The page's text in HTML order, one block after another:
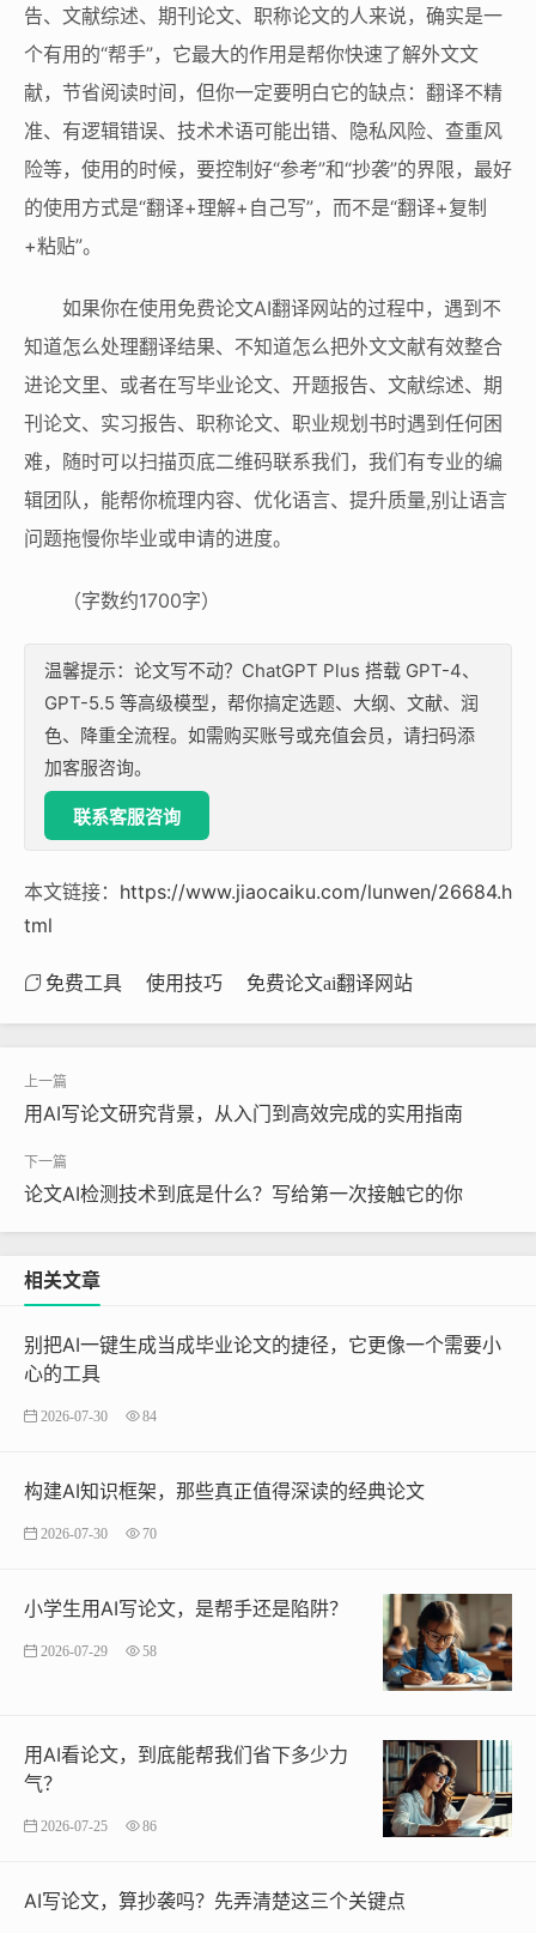
告、文献综述、期刊论文、职称论文的人来说，确实是一
个有用的“帮手”，它最大的作用是帮你快速了解外文文
献，节省阅读时间，但你一定要明白它的缺点：翻译不精
准、有逻辑错误、技术术语可能出错、隐私风险、查重风
险等，使用的时候，要控制好“参考”和“抄袭”的界限，最好
的使用方式是“翻译+理解+自己写”，而不是“翻译+复制
+粘贴”。
如果你在使用免费论文AI翻译网站的过程中，遇到不
知道怎么处理翻译结果、不知道怎么把外文文献有效整合
进论文里、或者在写毕业论文、开题报告、文献综述、期
刊论文、实习报告、职称论文、职业规划书时遇到任何困
难，随时可以扫描页底二维码联系我们，我们有专业的编
辑团队，能帮你梳理内容、优化语言、提升质量,别让语言
问题拖慢你毕业或申请的进度。
（字数约1700字）
温馨提示：论文写不动？ChatGPT Plus 搭载 GPT-4、
GPT-5.5 等高级模型，帮你搞定选题、大纲、文献、润
色、降重全流程。如需购买账号或充值会员，请扫码添
加客服咨询。
联系客服咨询
本文链接： https://www.jiaocaiku.com/lunwen/26684.h
tml
免费工具 使用技巧 免费论文ai翻译网站
用AI写论文研究背景，从入门到高效完成的实用指南
论文AI检测技术到底是什么？写给第一次接触它的你
相关文章
别把AI一键生成当成毕业论文的捷径，它更像一个需要小
心的工具
2026-07-30 84
构建AI知识框架，那些真正值得深读的经典论文
2026-07-30 70
小学生用AI写论文，是帮手还是陷阱？
2026-07-29 58
用AI看论文，到底能帮我们省下多少力
气？
2026-07-25 86
AI写论文，算抄袭吗？先弄清楚这三个关键点